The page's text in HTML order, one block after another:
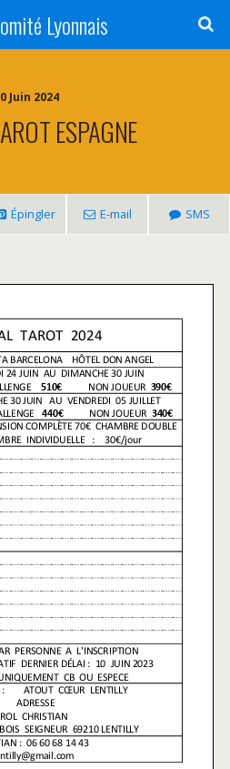
Lyonnais
Juin 2024
ESPAGNE
Épingler E-mail SMS